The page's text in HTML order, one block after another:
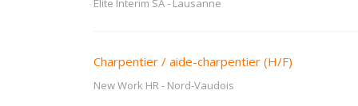
Elite Interim SA- Lausanne
Charpentier / aide-charpentier (H/F)
New Work HR- Nord-Vaudois